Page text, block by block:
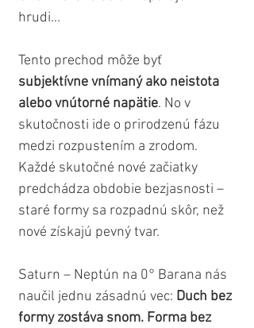
hrudi...
Tento prechod môže byť
subjektívne vnímaný ako neistota
alebo vnútorné napätie. No v
skutočnosti ide o prirodzenú fázu
medzi rozpustením a zrodom.
Každé skutočné nové začiatky
predchádza obdobie bezjasnosti –
staré formy sa rozpadnú skôr, než
nové získajú pevný tvar.
Saturn – Neptún na 0° Barana nás
naučil jednu zásadnú vec: Duch bez
formy zostáva snom. Forma bez